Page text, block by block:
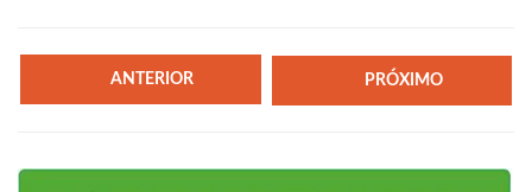
ANTERIOR PRÓXIMO